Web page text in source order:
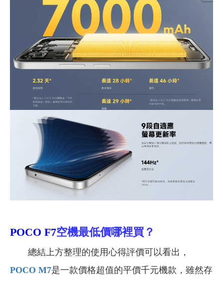
POCO F7空機最低價哪裡買？
總結上方整理的使用心得評價可以看出，
POCO M7是一款價格超值的平價千元機款，雖然存